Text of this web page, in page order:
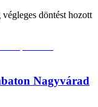
döntést hozott
Nagyvárad